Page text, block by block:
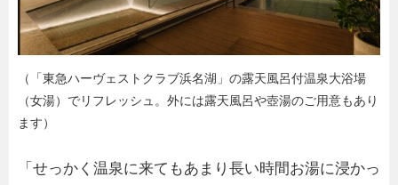
（「東急ハーヴェストクラブ浜名湖」の露天風呂付温泉大浴場
（女湯）でリフレッシュ。外には露天風呂や壺湯のご用意もあり
ます）
「せっかく温泉に来てもあまり長い時間お湯に浸かっ